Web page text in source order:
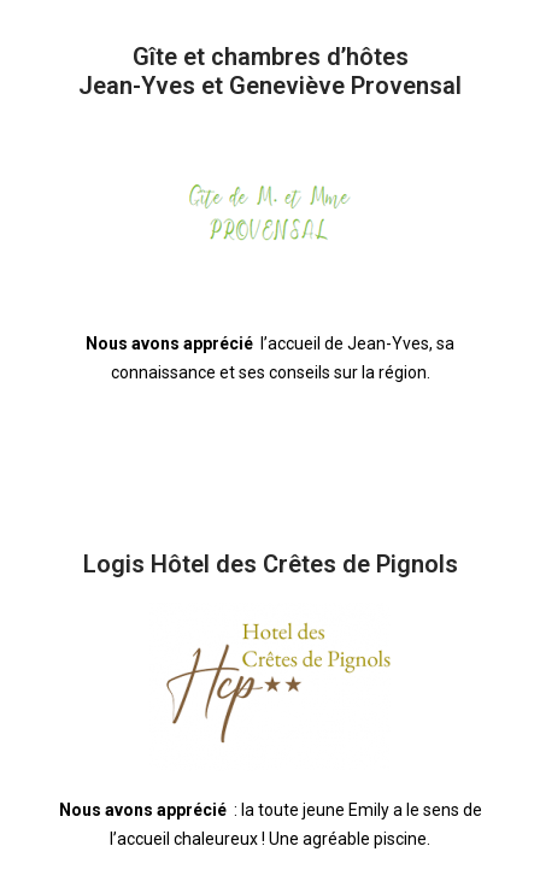
Gîte et chambres d’hôtes
Jean-Yves et Geneviève Provensal
Nous avons apprécié l’accueil de Jean-Yves, sa
connaissance et ses conseils sur la région.
Logis Hôtel des Crêtes de Pignols
Nous avons apprécié: la toute jeune Emily a le sens de
l’accueil chaleureux ! Une agréable piscine.